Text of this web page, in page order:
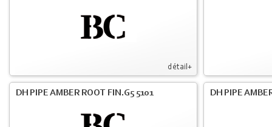
détail+
DH PIPE AMBER ROOT FIN.G5 5101 DH PIPE